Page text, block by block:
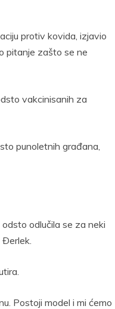
protiv kovida, izjavio
pitanje zašto se ne
vakcinisanih za
punoletnih građana,
odlučila se za neki
Postoji model i mi ćemo